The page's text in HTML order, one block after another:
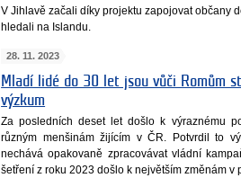
V Jihlavě začali díky projektu zapojovat občany
hledali na Islandu.
28. 11. 2023
Mladí lidé do 30 let jsou vůči Romům
výzkum
Za posledních deset let došlo k výraznému
různým menšinám žijícím v ČR. Potvrdil to
nechává opakovaně zpracovávat vládní
šetření z roku 2023 došlo k největším změnám